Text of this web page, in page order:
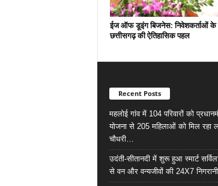
ईज ऑफ डूइंग बिजनेस: निवेशकर्ताओं के
छत्तीसगढ़ की ऐतिहासिक पहल
Recent Posts
महलोई गांव में 104 परिवारों को
योजना से 205 महिलाओं को मिल रहा
चौधरी…
उदंती-सीतानदी में शुरू हुआ स्मार्ट
से वन और वन्यजीवों की 24X7